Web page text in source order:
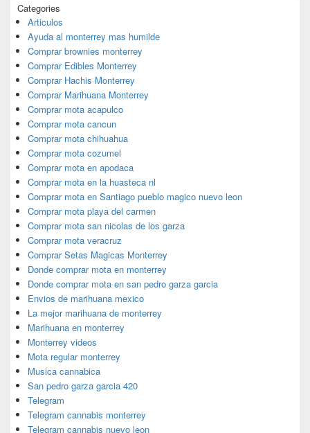
Categories
Articulos
Ayuda al monterrey mas humilde
Comprar brownies monterrey
Comprar Edibles Monterrey
Comprar Hachis Monterrey
Comprar Marihuana Monterrey
Comprar mota acapulco
Comprar mota cancun
Comprar mota chihuahua
Comprar mota cozumel
Comprar mota en apodaca
Comprar mota en la huasteca nl
Comprar mota en Santiago pueblo magico nuevo leon
Comprar mota playa del carmen
Comprar mota san nicolas de los garza
Comprar mota veracruz
Comprar Setas Magicas Monterrey
Donde comprar mota en monterrey
Donde comprar mota en san pedro garza garcia
Envios de marihuana mexico
La mejor marihuana de monterrey
Marihuana en monterrey
Monterrey videos
Mota regular monterrey
Musica cannabica
San pedro garza garcia 420
Telegram
Telegram cannabis monterrey
Telegram cannabis nuevo leon